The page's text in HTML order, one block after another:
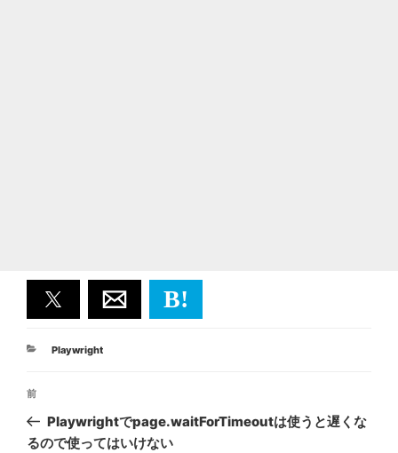
B!
カ
Playwright
投
ナ
前
の
投
前
Playwrightでpage.waitForTimeoutは使うと遅くな
るので使ってはいけない